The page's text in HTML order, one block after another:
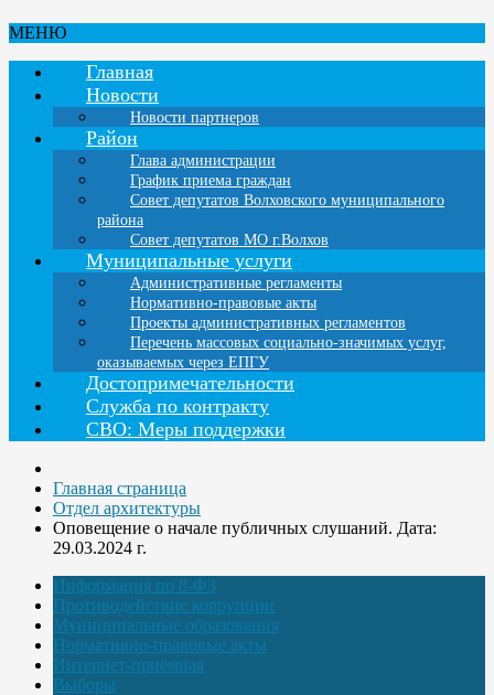
МЕНЮ
Главная
Новости
Новости партнеров
Район
Глава администрации
График приема граждан
Совет депутатов Волховского муниципального
района
Совет депутатов МО г.Волхов
Муниципальные услуги
Административные регламенты
Нормативно-правовые акты
Проекты административных регламентов
Перечень массовых социально-значимых услуг,
оказываемых через ЕПГУ
Достопримечательности
Служба по контракту
СВО: Меры поддержки
Главная страница
Отдел архитектуры
Оповещение о начале публичных слушаний. Дата:
29.03.2024 г.
Информация по 8-ФЗ
Противодействие коррупции
Муниципальные образования
Нормативно-правовые акты
Интернет-приёмная
Выборы